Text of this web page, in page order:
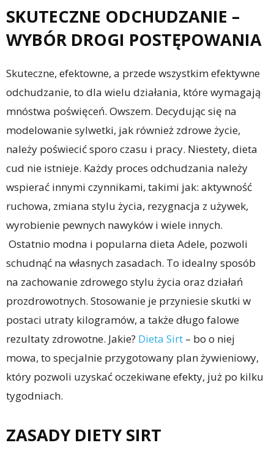
SKUTECZNE ODCHUDZANIE –
WYBÓR DROGI POSTĘPOWANIA
Skuteczne, efektowne, a przede wszystkim efektywne
odchudzanie, to dla wielu działania, które wymagają
mnóstwa poświęceń. Owszem. Decydując się na
modelowanie sylwetki, jak również zdrowe życie,
należy poświecić sporo czasu i pracy. Niestety, dieta
cud nie istnieje. Każdy proces odchudzania należy
wspierać innymi czynnikami, takimi jak: aktywność
ruchowa, zmiana stylu życia, rezygnacja z używek,
wyrobienie pewnych nawyków i wiele innych.
Ostatnio modna i popularna dieta Adele, pozwoli
schudnąć na własnych zasadach. To idealny sposób
na zachowanie zdrowego stylu życia oraz działań
prozdrowotnych. Stosowanie je przyniesie skutki w
postaci utraty kilogramów, a także długo falowe
rezultaty zdrowotne. Jakie? Dieta Sirt – bo o niej
mowa, to specjalnie przygotowany plan żywieniowy,
który pozwoli uzyskać oczekiwane efekty, już po kilku
tygodniach.
ZASADY DIETY SIRT